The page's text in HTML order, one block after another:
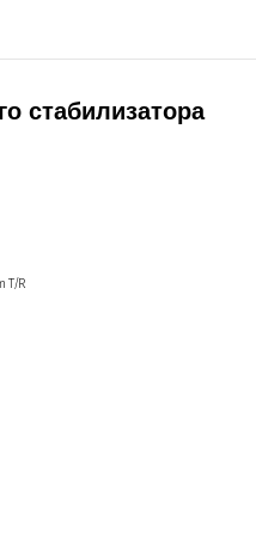
стабилизатора
T/R